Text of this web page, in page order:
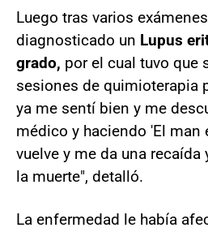
Luego tras varios
diagnosticado un Lupus
grado, por el cual tuvo que
sesiones de quimioterapia
ya me sentí bien y me
médico y haciendo 'El man
vuelve y me da una recaída
la muerte", detalló.
La enfermedad le había